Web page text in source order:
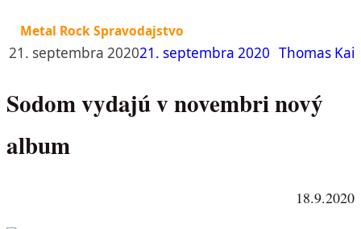
Metal Rock Spravodajstvo
21. septembra 202021. septembra 2020 Thomas Kai
Sodom vydajú v novembri nový
album
18.9.2020